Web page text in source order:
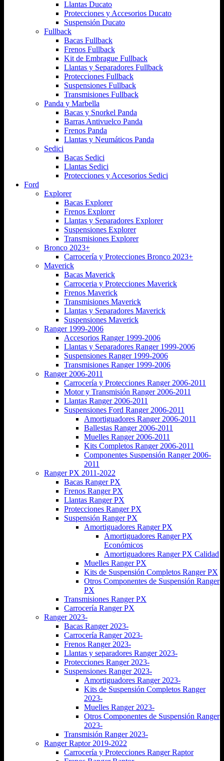
Llantas Ducato
Protecciones y Accesorios Ducato
Suspensión Ducato
Fullback
Bacas Fullback
Frenos Fullback
Kit de Embrague Fullback
Llantas y Separadores Fullback
Protecciones Fullback
Suspensiones Fullback
Transmisiones Fullback
Panda y Marbella
Bacas y Snorkel Panda
Barras Antivuelco Panda
Frenos Panda
Llantas y Neumáticos Panda
Sedici
Bacas Sedici
Llantas Sedici
Protecciones y Accesorios Sedici
Ford
Explorer
Bacas Explorer
Frenos Explorer
Llantas y Separadores Explorer
Suspensiones Explorer
Transmisiones Explorer
Bronco 2023+
Carrocería y Protecciones Bronco 2023+
Maverick
Bacas Maverick
Carroceria y Protecciones Maverick
Frenos Maverick
Transmisiones Maverick
Llantas y Separadores Maverick
Suspensiones Maverick
Ranger 1999-2006
Accesorios Ranger 1999-2006
Llantas y Separadores Ranger 1999-2006
Suspensiones Ranger 1999-2006
Transmisiones Ranger 1999-2006
Ranger 2006-2011
Carrocería y Protecciones Ranger 2006-2011
Motor y Transmisión Ranger 2006-2011
Llantas Ranger 2006-2011
Suspensiones Ford Ranger 2006-2011
Amortiguadores Ranger 2006-2011
Ballestas Ranger 2006-2011
Muelles Ranger 2006-2011
Kits Completos Ranger 2006-2011
Componentes Suspensión Ranger 2006-
2011
Ranger PX 2011-2022
Bacas Ranger PX
Frenos Ranger PX
Llantas Ranger PX
Protecciones Ranger PX
Suspensión Ranger PX
Amortiguadores Ranger PX
Amortiguadores Ranger PX
Económicos
Amortiguadores Ranger PX Calidad
Muelles Ranger PX
Kits de Suspensión Completos Ranger PX
Otros Componentes de Suspensión Ranger
PX
Transmisiones Ranger PX
Carrocería Ranger PX
Ranger 2023-
Bacas Ranger 2023-
Carrocería Ranger 2023-
Frenos Ranger 2023-
Llantas y separadores Ranger 2023-
Protecciones Ranger 2023-
Suspensiones Ranger 2023-
Amortiguadores Ranger 2023-
Kits de Suspensión Completos Ranger
2023-
Muelles Ranger 2023-
Otros Componentes de Suspensión Ranger
2023-
Transmisión Ranger 2023-
Ranger Raptor 2019-2022
Carrocería y Protecciones Ranger Raptor